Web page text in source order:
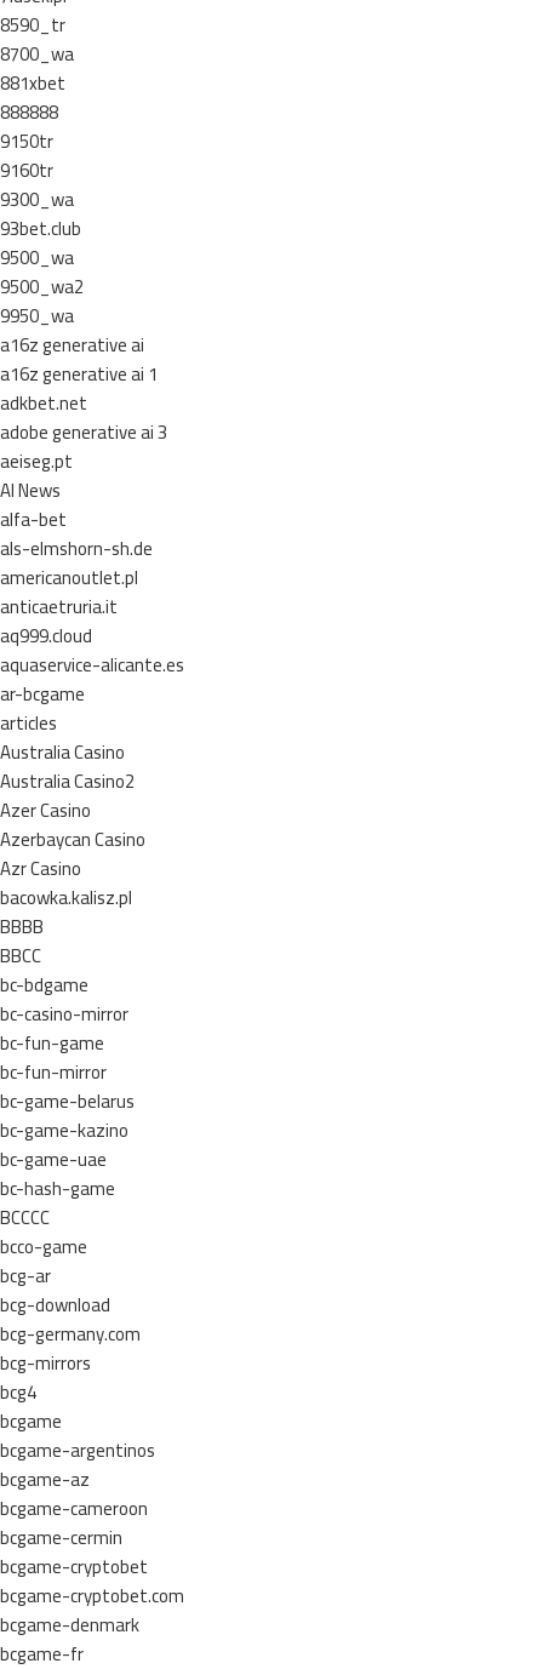
8590_tr
8700_wa
881xbet
888888
9150tr
9160tr
9300_wa
93bet.club
9500_wa
9500_wa2
9950_wa
a16z generative ai
a16z generative ai 1
adkbet.net
adobe generative ai 3
aeiseg.pt
AI News
alfa-bet
als-elmshorn-sh.de
americanoutlet.pl
anticaetruria.it
aq999.cloud
aquaservice-alicante.es
ar-bcgame
articles
Australia Casino
Australia Casino2
Azer Casino
Azerbaycan Casino
Azr Casino
bacowka.kalisz.pl
BBBB
BBCC
bc-bdgame
bc-casino-mirror
bc-fun-game
bc-fun-mirror
bc-game-belarus
bc-game-kazino
bc-game-uae
bc-hash-game
BCCCC
bcco-game
bcg-ar
bcg-download
bcg-germany.com
bcg-mirrors
bcg4
bcgame
bcgame-argentinos
bcgame-az
bcgame-cameroon
bcgame-cermin
bcgame-cryptobet
bcgame-cryptobet.com
bcgame-denmark
bcgame-fr